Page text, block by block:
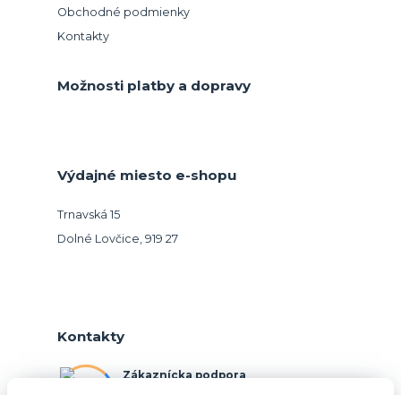
Obchodné podmienky
Kontakty
Možnosti platby a dopravy
Výdajné miesto e-shopu
Trnavská 15
Dolné Lovčice, 919 27
Kontakty
Zákaznícka podpora